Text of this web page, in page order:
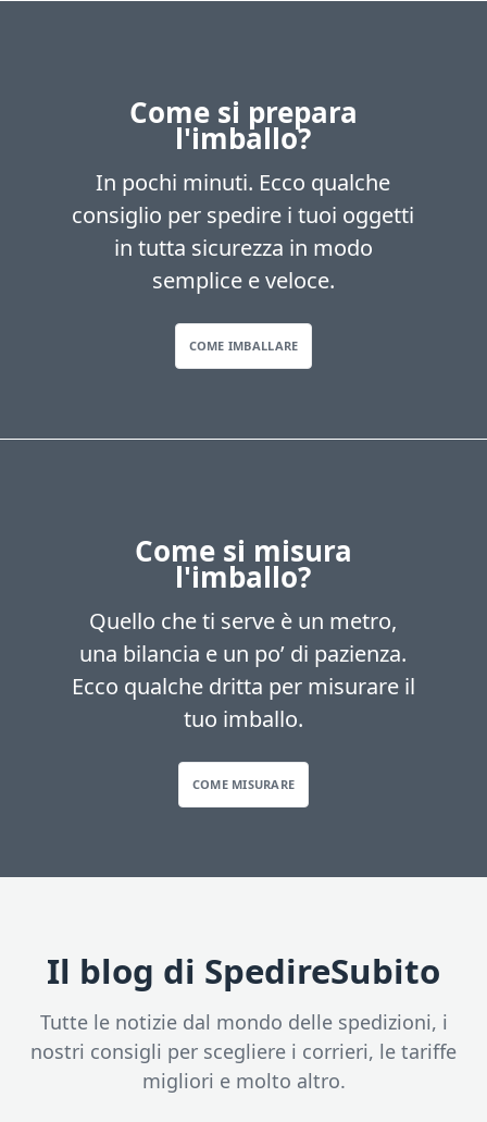
Come si prepara
l'imballo?
In pochi minuti. Ecco qualche
consiglio per spedire i tuoi oggetti
in tutta sicurezza in modo
semplice e veloce.
COME IMBALLARE
Come si misura
l'imballo?
Quello che ti serve è un metro,
una bilancia e un po’ di pazienza.
Ecco qualche dritta per misurare il
tuo imballo.
COME MISURARE
Il blog di SpedireSubito
Tutte le notizie dal mondo delle spedizioni, i
nostri consigli per scegliere i corrieri, le tariffe
migliori e molto altro.